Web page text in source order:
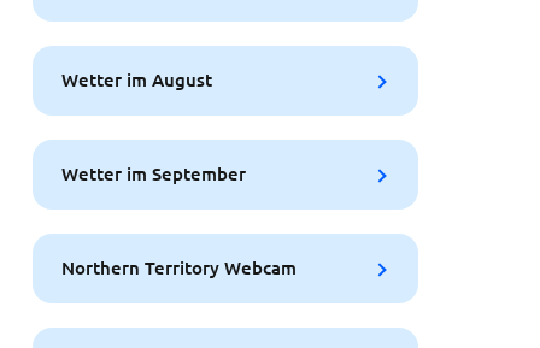
Wetter im August
Wetter im September
Northern Territory Webcam